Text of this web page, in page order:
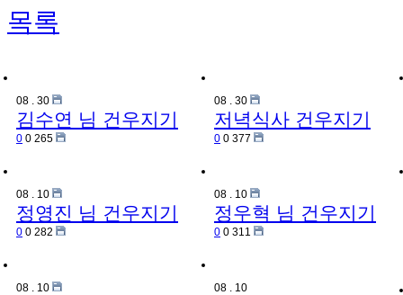
목록
08 . 30
김수연 님 건우지기
0 0 265
08 . 30
저녁식사 건우지기
0 0 377
08 . 10
정영진 님 건우지기
0 0 282
08 . 10
정우혁 님 건우지기
0 0 311
08 . 10 08 . 10